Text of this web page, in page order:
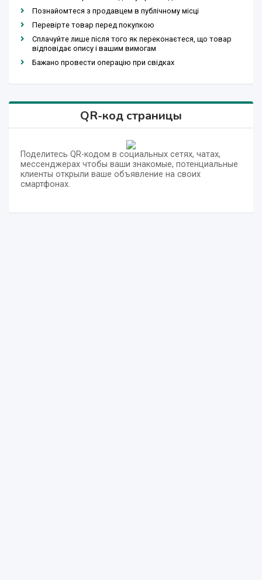
Познайомтеся з продавцем в публічному місці
Перевірте товар перед покупкою
Сплачуйте лише після того як переконаєтеся, що товар
відповідає опису і вашим вимогам
Бажано провести операцію при свідках
QR-код страницы
Поделитесь QR-кодом в социальных сетях, чатах,
мессенджерах чтобы ваши знакомые, потенциальные
клиенты открыли ваше объявление на своих
смартфонах.